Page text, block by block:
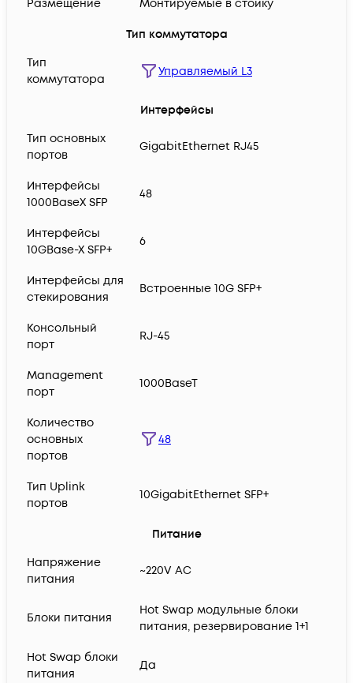
Размещение Монтируемые в стойку
Тип коммутатора
Тип
коммутатора
Управляемый L3
Интерфейсы
Тип основных
портов
GigabitEthernet RJ45
Интерфейсы
1000BaseX SFP
48
Интерфейсы
10GBase-X SFP+
6
Интерфейсы для
стекирования
Встроенные 10G SFP+
Консольный
порт
RJ-45
Management
порт
1000BaseT
Количество
основных
портов
48
Тип Uplink
портов
10GigabitEthernet SFP+
Питание
Напряжение
питания
~220V AC
Блоки питания
Hot Swap модульные блоки
питания, резервирование 1+1
Hot Swap блоки
питания
Да